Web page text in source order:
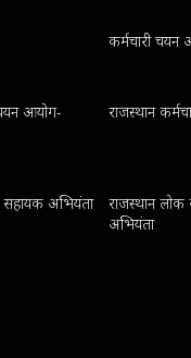
कर्मचारी चयन
आयोग-
राजस्थान
सहायक अभियंता
राजस्थान
अभियंता